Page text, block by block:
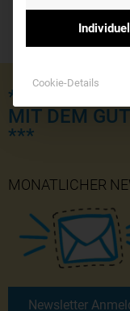
*** JETZT
MIT DEM
***
MONATLICHER
Newsletter
Cookie-Details